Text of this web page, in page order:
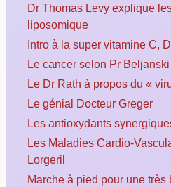
Dr Thomas Levy explique
liposomique
Intro à la super vitamine C,
Le cancer selon Pr Beljanski
Le Dr Rath à propos du «
Le génial Docteur Greger
Les antioxydants
Les Maladies Cardio-
Lorgeril
Marche à pied pour une très